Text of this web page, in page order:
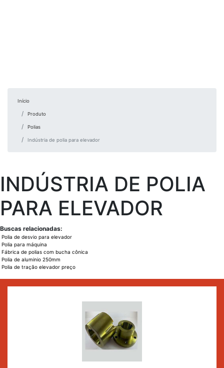
Início
Produto
Polias
Indústria de polia para elevador
INDÚSTRIA DE POLIA
PARA ELEVADOR
Buscas relacionadas:
Polia de desvio para elevador
Polia para máquina
Fábrica de polias com bucha cônica
Polia de aluminio 250mm
Polia de tração elevador preço